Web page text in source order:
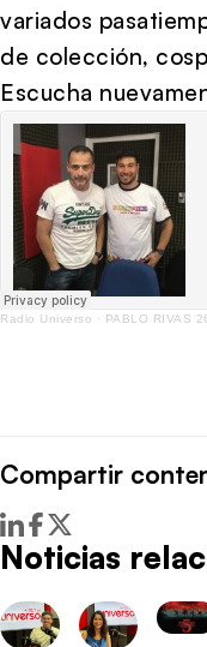
variados
de colección,
Escucha
Radio Universo · PABLO RIVAS
Compartir
Noticias